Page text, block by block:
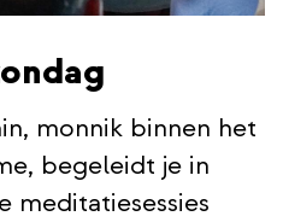
monnik binnen het
begeleidt je in
meditatiesessies